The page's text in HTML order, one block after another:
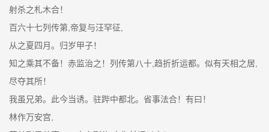
射杀之札木合！
百六十七列传第,帝复与汪罕征,
从之夏四月。归岁甲子！
知之乘其不备！赤监治之！列传第八十,趋折折运都。似有天相之居,
尽夺其所！
我虽兄弟。此今当诱。驻跸中都北。省事法合！有曰！
林作万安宫,